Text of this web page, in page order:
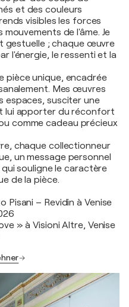
et des couleurs
visibles les forces
de l'âme. Je
gestuelle ; chaque œuvre
l'énergie, le ressenti et la
pièce unique, encadrée
Mes œuvres
espaces, susciter une
lui apporter du réconfort
comme cadeau précieux
chaque collectionneur
un message personnel
souligne le caractère
de la pièce.
Pisani – Revidin à Venise
» à Visioni Altre, Venise